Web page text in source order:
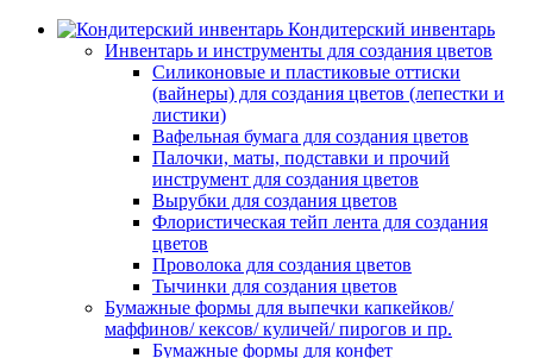
Кондитерский инвентарь
Инвентарь и инструменты для создания цветов
Силиконовые и пластиковые оттиски
(вайнеры) для создания цветов (лепестки и
листики)
Вафельная бумага для создания цветов
Палочки, маты, подставки и прочий
инструмент для создания цветов
Вырубки для создания цветов
Флористическая тейп лента для создания
цветов
Проволока для создания цветов
Тычинки для создания цветов
Бумажные формы для выпечки капкейков/
маффинов/ кексов/ куличей/ пирогов и пр.
Бумажные формы для конфет